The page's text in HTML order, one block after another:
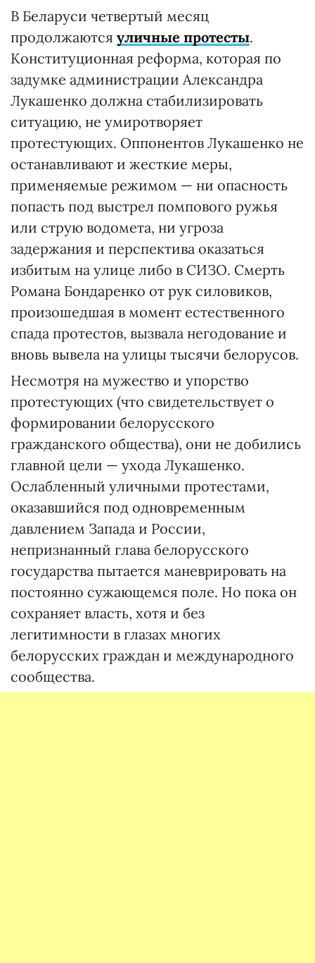
В Беларуси четвертый месяц
продолжаются уличные протесты.
Конституционная реформа, которая по
задумке администрации Александра
Лукашенко должна стабилизировать
ситуацию, не умиротворяет
протестующих. Оппонентов Лукашенко не
останавливают и жесткие меры,
применяемые режимом — ни опасность
попасть под выстрел помпового ружья
или струю водомета, ни угроза
задержания и перспектива оказаться
избитым на улице либо в СИЗО. Смерть
Романа Бондаренко от рук силовиков,
произошедшая в момент естественного
спада протестов, вызвала негодование и
вновь вывела на улицы тысячи белорусов.
Несмотря на мужество и упорство
протестующих (что свидетельствует о
формировании белорусского
гражданского общества), они не добились
главной цели — ухода Лукашенко.
Ослабленный уличными протестами,
оказавшийся под одновременным
давлением Запада и России,
непризнанный глава белорусского
государства пытается маневрировать на
постоянно сужающемся поле. Но пока он
сохраняет власть, хотя и без
легитимности в глазах многих
белорусских граждан и международного
сообщества.